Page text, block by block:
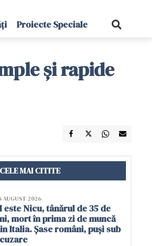
Proiecte Speciale
și rapide
CELE MAI CITITE
AUGUST 2026
este Nicu, tânărul de 35 de
mort în prima zi de muncă
Italia. Șase români, puși sub